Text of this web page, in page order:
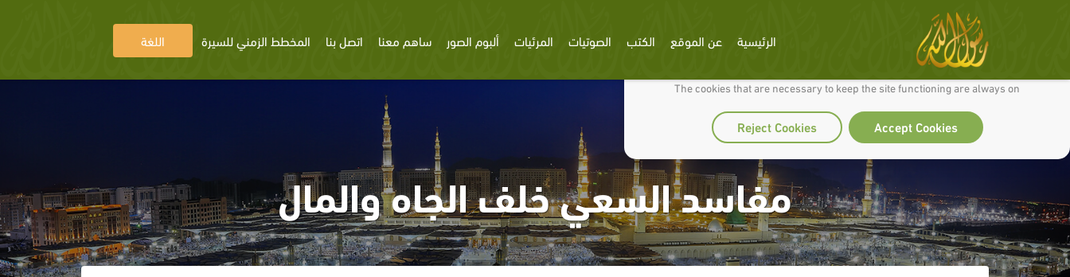
We use cookies to make our site work well for you and so we can continually improve it.
The cookies that are necessary to keep the site functioning are always on
Accept Cookies
Reject Cookies
الرئيسية عن الموقع الكتب الصوتيات المرئيات ألبوم الصور ساهم معنا اتصل بنا المخطط الزمني للسيرة اللغة
مفاسد السعي خلف الجاه والمال